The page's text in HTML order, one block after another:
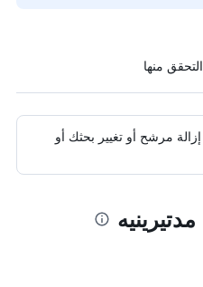
مرشح أو تغيير بحثك أو